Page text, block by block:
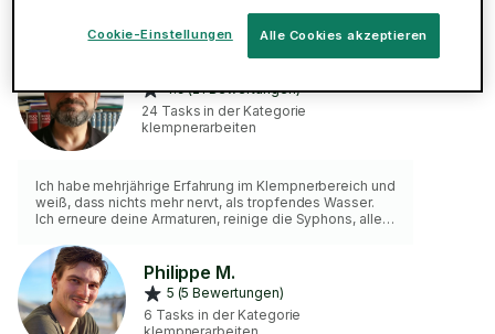
sollten dich ärgern. Diese Arbeiten im Sanitärbereich
werden zu deiner vollsten Zufriedenheit ausgeführt.
überzeugen.
4.9 (21 Bewertungen)
24 Tasks in der Kategorie
klempnerarbeiten
Ich habe mehrjährige Erfahrung im Klempnerbereich und
weiß, dass nichts mehr nervt, als tropfendes Wasser.
Ich erneure deine Armaturen, reinige die Syphons, alles
Philippe M.
5 (5 Bewertungen)
6 Tasks in der Kategorie
Alle Cookies akzeptieren
Cookie-Einstellungen